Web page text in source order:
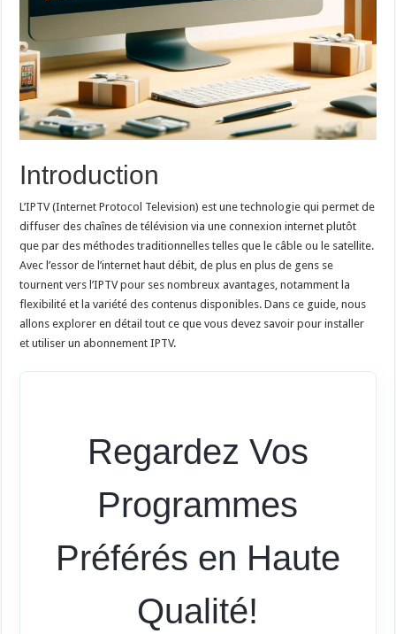
Introduction
L’IPTV (Internet Protocol Television) est une technologie qui permet de
diffuser des chaînes de télévision via une connexion internet plutôt
que par des méthodes traditionnelles telles que le câble ou le satellite.
Avec l’essor de l’internet haut débit, de plus en plus de gens se
tournent vers l’IPTV pour ses nombreux avantages, notamment la
flexibilité et la variété des contenus disponibles. Dans ce guide, nous
allons explorer en détail tout ce que vous devez savoir pour installer
et utiliser un abonnement IPTV.
Regardez Vos
Programmes
Préférés en Haute
Qualité!